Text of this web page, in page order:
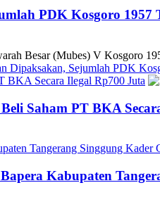
PDK Kosgoro 1957
Besar (Mubes) V Kosgoro
Dipaksakan, Sejumlah PDK
BKA Secara Ilegal Rp700 Juta
Saham PT BKA
Tangerang Singgung Kader
Kabupaten